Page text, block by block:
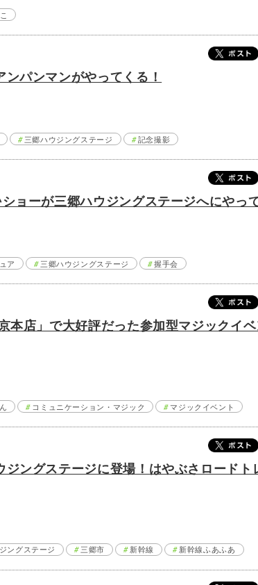
パンマンがやってくる！
三郷ハウジングステージ 記念撮影
ョーが三郷ハウジングステージへにやっ
ア 三郷ハウジングステージ 握手会
本店」で大好評だった参加型マジックイ
コミュニケーション・マジック マジックイベント
ジングステージに登場！はやぶさロードト
ングステージ 三郷市 新幹線 新幹線ふあふあ